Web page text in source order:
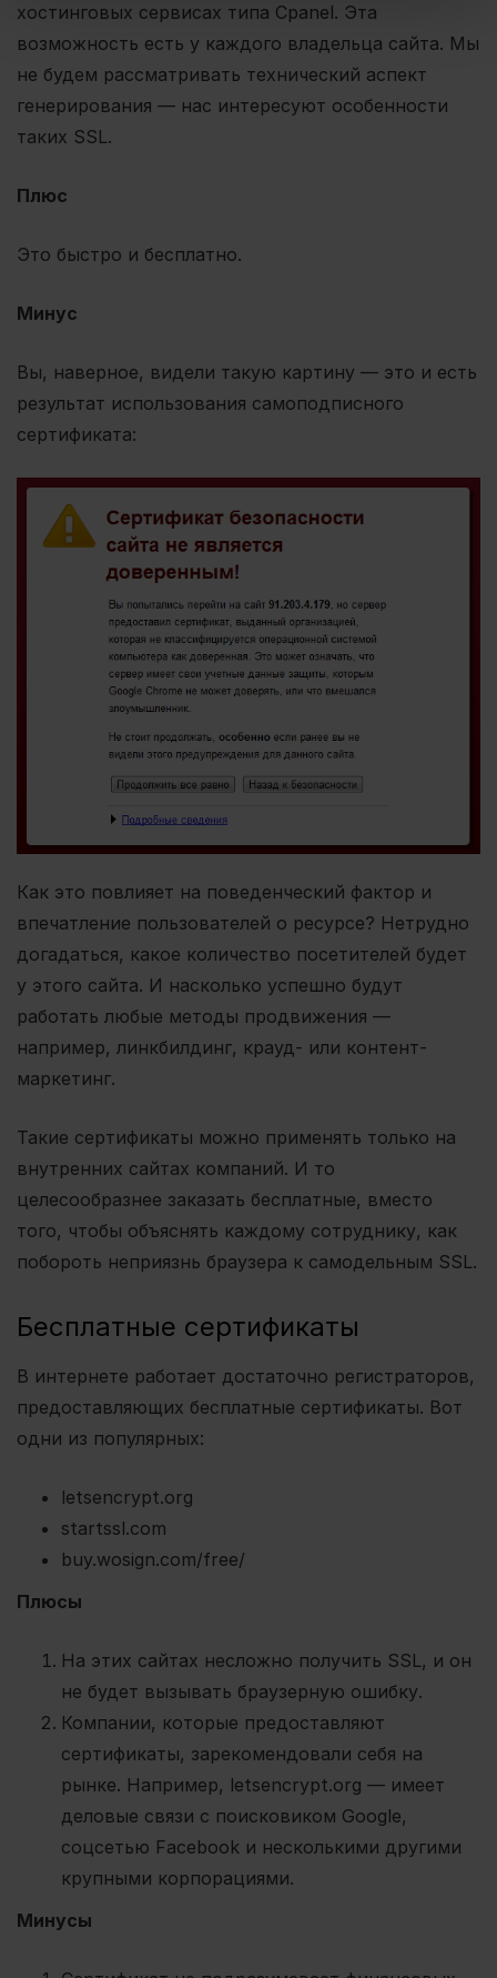
хостинговых сервисах типа Cpanel. Эта
возможность есть у каждого владельца сайта. Мы
не будем рассматривать технический аспект
генерирования — нас интересуют особенности
таких SSL.
Плюс
Это быстро и бесплатно.
Минус
Вы, наверное, видели такую картину — это и есть
результат использования самоподписного
сертификата:
Как это повлияет на поведенческий фактор и
впечатление пользователей о ресурсе? Нетрудно
догадаться, какое количество посетителей будет
у этого сайта. И насколько успешно будут
работать любые методы продвижения —
например, линкбилдинг, крауд- или контент-
маркетинг.
Такие сертификаты можно применять только на
внутренних сайтах компаний. И то
целесообразнее заказать бесплатные, вместо
того, чтобы объяснять каждому сотруднику, как
побороть неприязнь браузера к самодельным SSL.
Бесплатные сертификаты
В интернете работает достаточно регистраторов,
предоставляющих бесплатные сертификаты. Вот
одни из популярных:
letsencrypt.org
startssl.com
buy.wosign.com/free/
Плюсы
На этих сайтах несложно получить SSL, и он
не будет вызывать браузерную ошибку.
Компании, которые предоставляют
сертификаты, зарекомендовали себя на
рынке. Например, letsencrypt.org — имеет
деловые связи с поисковиком Google,
соцсетью Facebook и несколькими другими
крупными корпорациями.
Минусы